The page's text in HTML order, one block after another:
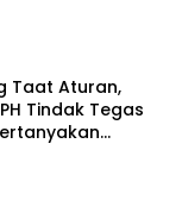
Taat Aturan,
Tindak Tegas